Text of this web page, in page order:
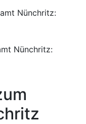
Nünchritz:
Nünchritz: